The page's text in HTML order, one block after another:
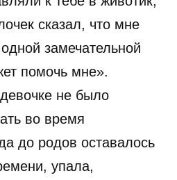
сказал, что мне
замечательной
помочь мне».
не было
во время
до родов оставалось
упала,